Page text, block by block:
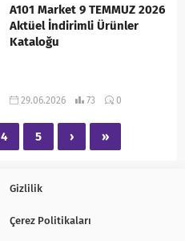
A101 Market 9 TEMMUZ 2026
Aktüel İndirimli Ürünler
Kataloğu
29.06.2026 73 0
4 5 › »
Gizlilik
Çerez Politikaları